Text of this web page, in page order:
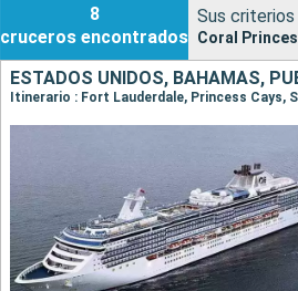
8
cruceros encontrados
Sus criterios
Coral
ESTADOS UNIDOS, BAHAMAS,
Itinerario : Fort Lauderdale, Princess Cays,